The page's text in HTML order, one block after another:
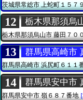
茨城県常総市上蛇町１５７
12 栃木県那須烏
栃木県那須烏山市 藤田７０
13 群馬県高崎市
群馬県高崎市浜尻町６１１
14 群馬県安中市
群馬県安中市 嶺６８７番地